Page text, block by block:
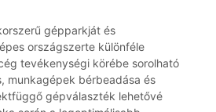
gépparkját és
országszerte különféle
tevékenységi körébe sorolható
munkagépek bérbeadása és
gépválaszték lehetővé